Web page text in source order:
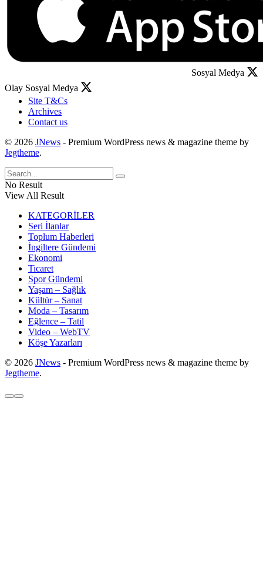
Sosyal Medya
Olay Sosyal Medya
Site T&Cs
Archives
Contact us
© 2026 JNews - Premium WordPress news & magazine theme by
Jegtheme.
No Result
View All Result
KATEGORİLER
Seri İlanlar
Toplum Haberleri
İngiltere Gündemi
Ekonomi
Ticaret
Spor Gündemi
Yaşam – Sağlık
Kültür – Sanat
Moda – Tasarım
Eğlence – Tatil
Video – WebTV
Köşe Yazarları
© 2026 JNews - Premium WordPress news & magazine theme by
Jegtheme.